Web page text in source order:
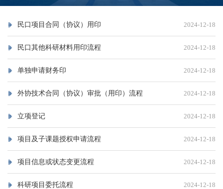
民口项目合同（协议）用印 2024-12-18
民口其他科研材料用印流程 2024-12-18
单独申请财务印 2024-12-18
外协技术合同（协议）审批（用印）流程 2024-12-18
立项登记 2024-12-18
项目及子课题授权申请流程 2024-12-18
项目信息或状态变更流程 2024-12-18
科研项目委托流程 2024-12-18